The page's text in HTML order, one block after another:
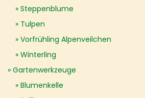
Steppenblume
Tulpen
Vorfrühling Alpenveilchen
Winterling
Gartenwerkzeuge
Blumenkelle